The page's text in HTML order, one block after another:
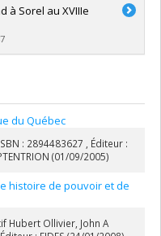
à Sorel au XVIIIe
du Québec
: 2894483627 , Éditeur :
(01/09/2005)
histoire de pouvoir et de
Hubert Ollivier, John A